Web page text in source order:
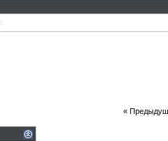
«